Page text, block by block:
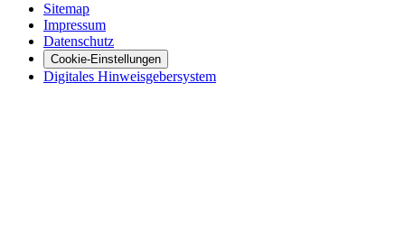
Sitemap
Impressum
Datenschutz
Cookie-Einstellungen
Digitales Hinweisgebersystem